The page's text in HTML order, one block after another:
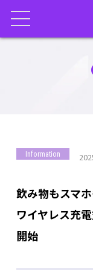
Information
飲み物もスマ
ワイヤレス充
開始